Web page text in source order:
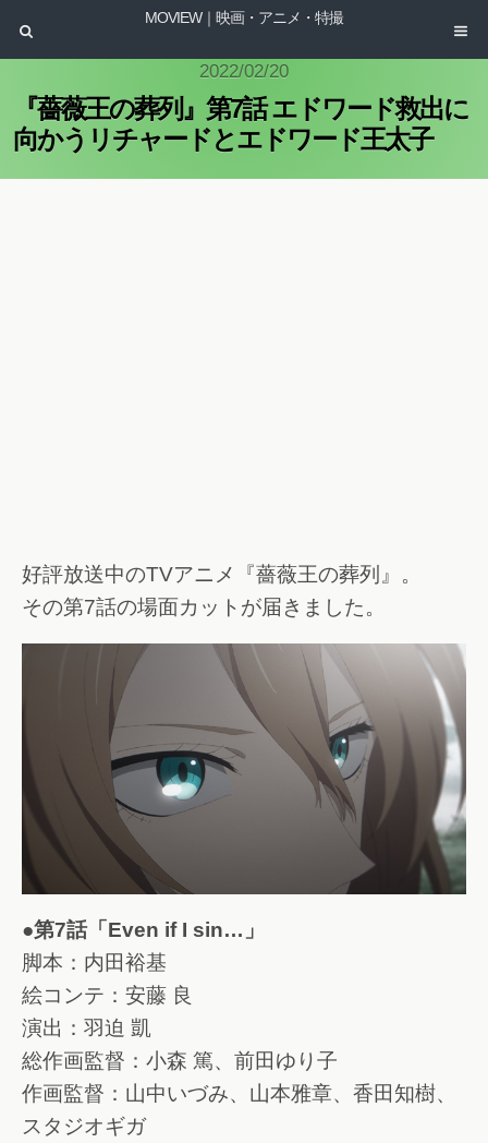
MOVIEW｜映画・アニメ・特撮
2022/02/20
『薔薇王の葬列』第7話 エドワード救出に
向かうリチャードとエドワード王太子
好評放送中のTVアニメ『薔薇王の葬列』。
その第7話の場面カットが届きました。
●第7話「Even if I sin…」
脚本：内田裕基
絵コンテ：安藤 良
演出：羽迫 凱
総作画監督：小森 篤、前田ゆり子
作画監督：山中いづみ、山本雅章、香田知樹、
スタジオギガ